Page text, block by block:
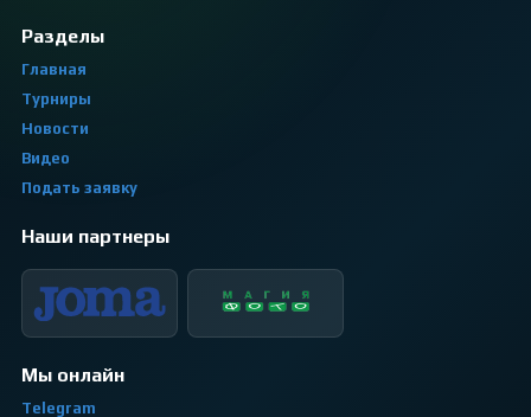
Разделы
Главная
Турниры
Новости
Видео
Подать заявку
Наши партнеры
Мы онлайн
Telegram